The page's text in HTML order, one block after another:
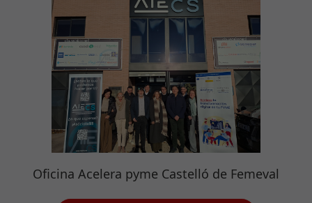
Oficina Acelera pyme Castelló de Femeval